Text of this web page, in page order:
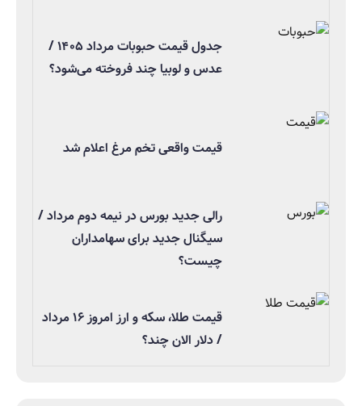
جدول قیمت حبوبات مرداد ۱۴۰۵ /
عدس و لوبیا چند فروخته می‌شود؟
قیمت واقعی تخم مرغ اعلام شد
رالی جدید بورس در نیمه دوم مرداد /
سیگنال جدید برای سهامداران
چیست؟
قیمت طلا، سکه و ارز امروز ۱۶ مرداد
/ دلار الان چند؟